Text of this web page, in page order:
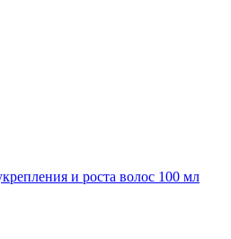
и роста волос 100 мл